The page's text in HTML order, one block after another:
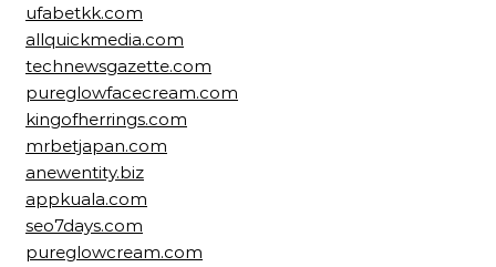
ufabetkk.com
allquickmedia.com
technewsgazette.com
pureglowfacecream.com
kingofherrings.com
mrbetjapan.com
anewentity.biz
appkuala.com
seo7days.com
pureglowcream.com